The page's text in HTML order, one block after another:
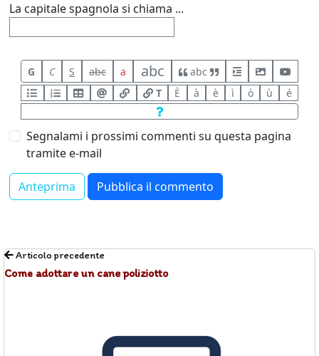
La capitale spagnola si chiama ...
G C S abc a abc
abc
T
È à è ì ò ù é
Segnalami i prossimi commenti su questa pagina
tramite e-mail
Articolo precedente
Come adottare un cane poliziotto